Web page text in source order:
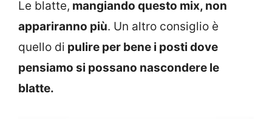
Le blatte, mangiando questo mix, non
appariranno più. Un altro consiglio è
quello di pulire per bene i posti dove
pensiamo si possano nascondere le
blatte.